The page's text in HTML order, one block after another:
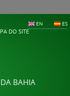
EN ES
DO SITE
DA BAHIA